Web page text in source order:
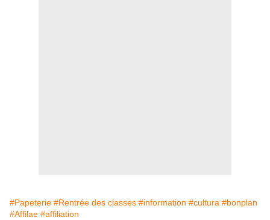
#Papeterie #Rentrée des classes #information #cultura #bonplan
#Affilae #affiliation